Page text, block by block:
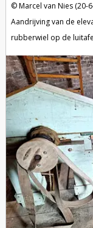
Marcel van Nies (20-
Aandrijving van de
rubberwiel op de